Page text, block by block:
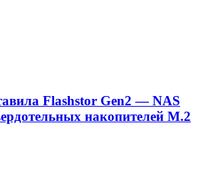
Flashstor Gen2 — NAS
накопителей M.2